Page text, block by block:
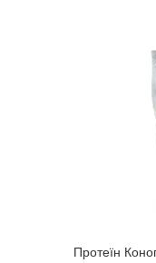
Протеїн